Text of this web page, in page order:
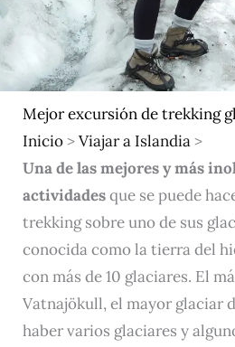
Mejor excursión de trekking
Inicio>Viajar a Islandia>
Una de las mejores y más
actividadesque se puede
trekking sobre uno de sus
conocida como la tierra del
con más de 10 glaciares. El
Vatnajökull, el mayor glaciar
haber varios glaciares y